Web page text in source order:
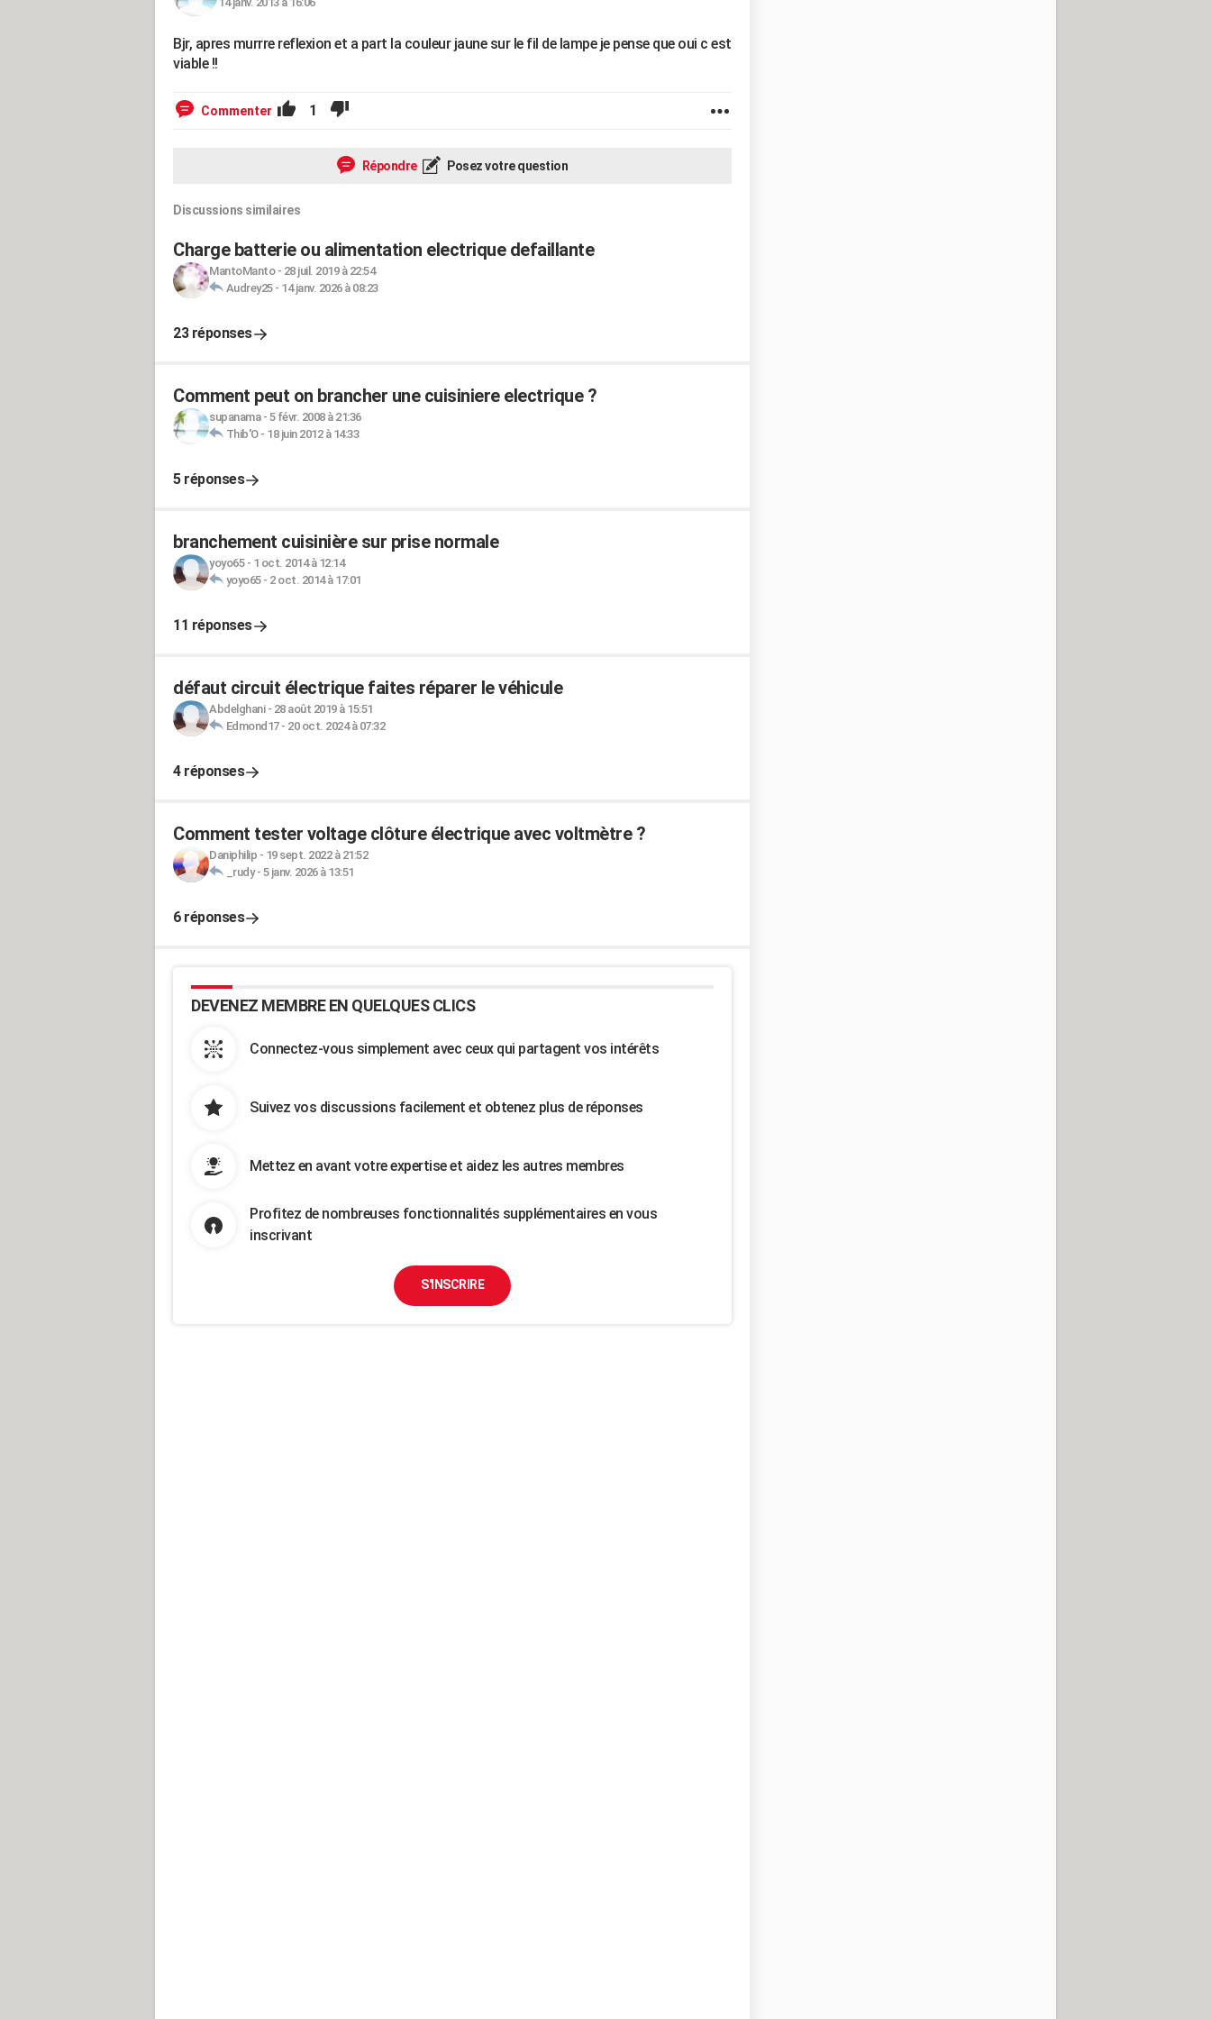
Bjr, apres murrre reflexion et a part la couleur jaune sur le fil de lampe je pense que oui c est
viable !!
Commenter 1
Répondre Posez votre question
Discussions similaires
Charge batterie ou alimentation electrique defaillante
MantoManto- 28 juil. 2019 à 22:54
Audrey25- 14 janv. 2026 à 08:23
23 réponses
Comment peut on brancher une cuisiniere electrique ?
supanama- 5 févr. 2008 à 21:36
Thib'O- 18 juin 2012 à 14:33
5 réponses
branchement cuisinière sur prise normale
yoyo65- 1 oct. 2014 à 12:14
yoyo65- 2 oct. 2014 à 17:01
11 réponses
défaut circuit électrique faites réparer le véhicule
Abdelghani- 28 août 2019 à 15:51
Edmond17- 20 oct. 2024 à 07:32
4 réponses
Comment tester voltage clôture électrique avec voltmètre ?
Daniphilip - 19 sept. 2022 à 21:52
_rudy- 5 janv. 2026 à 13:51
6 réponses
DEVENEZ MEMBRE EN QUELQUES CLICS
Connectez-vous simplement avec ceux qui partagent vos intérêts
Suivez vos discussions facilement et obtenez plus de réponses
Mettez en avant votre expertise et aidez les autres membres
Profitez de nombreuses fonctionnalités supplémentaires en vous
inscrivant
S'INSCRIRE